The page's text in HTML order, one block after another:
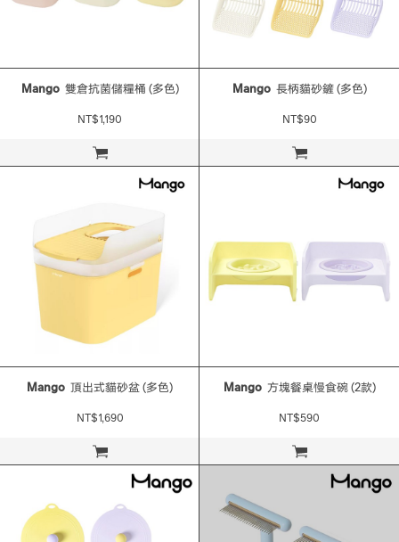
立即購買
Mango 雙倉抗菌儲糧桶 (多色)
NT$1,190
立即購買
Mango 長柄貓砂鏟 (多色)
NT$90
立即購買
Mango 頂出式貓砂盆 (多色)
NT$1,690
立即購買
Mango 方塊餐桌慢食碗 (2款)
NT$590